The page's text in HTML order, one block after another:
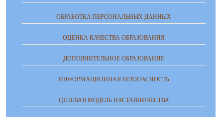
ОБРАБОТКА ПЕРСОНАЛЬНЫХ ДАННЫХ
ОЦЕНКА КАЧЕСТВА ОБРАЗОВАНИЯ
ДОПОЛНИТЕЛЬНОЕ ОБРАЗОВАНИЕ
ИНФОРМАЦИОННАЯ БЕЗОПАСНОСТЬ
ЦЕЛЕВАЯ МОДЕЛЬ НАСТАВНИЧЕСТВА